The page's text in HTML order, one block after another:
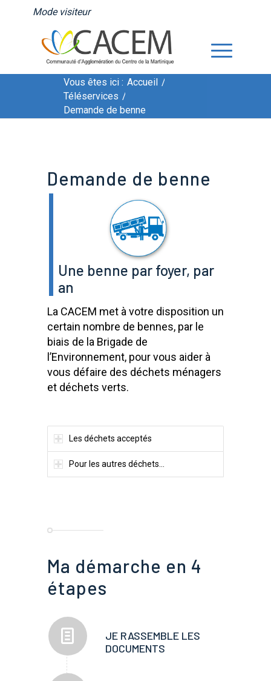
Mode visiteur
Vous êtes ici : Accueil /
Téléservices /
Demande de benne
Demande de benne
Une benne par foyer, par
an
La CACEM met à votre disposition un
certain nombre de bennes, par le
biais de la Brigade de
l’Environnement, pour vous aider à
vous défaire des déchets ménagers
et déchets verts.
Les déchets acceptés
Pour les autres déchets...
Ma démarche en 4
étapes
JE RASSEMBLE LES
DOCUMENTS